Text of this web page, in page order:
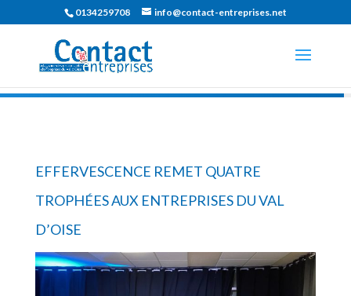
0134259708 info@contact-entreprises.net
EFFERVESCENCE REMET QUATRE
TROPHÉES AUX ENTREPRISES DU VAL
D’OISE